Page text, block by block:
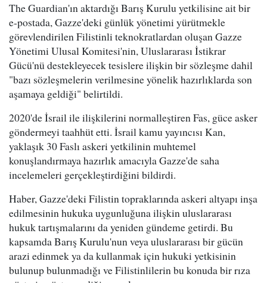
The Guardian'ın aktardığı Barış Kurulu yetkilisine ait bir
e-postada, Gazze'deki günlük yönetimi yürütmekle
görevlendirilen Filistinli teknokratlardan oluşan Gazze
Yönetimi Ulusal Komitesi'nin, Uluslararası İstikrar
Gücü'nü destekleyecek tesislere ilişkin bir sözleşme dahil
"bazı sözleşmelerin verilmesine yönelik hazırlıklarda son
aşamaya geldiği" belirtildi.
2020'de İsrail ile ilişkilerini normalleştiren Fas, güce asker
göndermeyi taahhüt etti. İsrail kamu yayıncısı Kan,
yaklaşık 30 Faslı askeri yetkilinin muhtemel
konuşlandırmaya hazırlık amacıyla Gazze'de saha
incelemeleri gerçekleştirdiğini bildirdi.
Haber, Gazze'deki Filistin topraklarında askeri altyapı inşa
edilmesinin hukuka uygunluğuna ilişkin uluslararası
hukuk tartışmalarını da yeniden gündeme getirdi. Bu
kapsamda Barış Kurulu'nun veya uluslararası bir gücün
arazi edinmek ya da kullanmak için hukuki yetkisinin
bulunup bulunmadığı ve Filistinlilerin bu konuda bir rıza